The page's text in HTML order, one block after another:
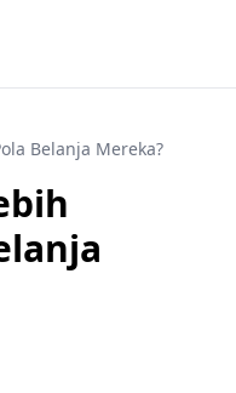
Belanja Mereka?